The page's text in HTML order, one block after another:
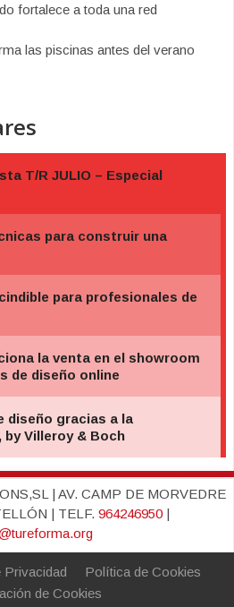
fortalece a toda una red
las piscinas antes del verano
| AV. CAMP DE MORVEDRE
| TELF. 964246950|
Privacidad
Política de Cookies
de Cookies